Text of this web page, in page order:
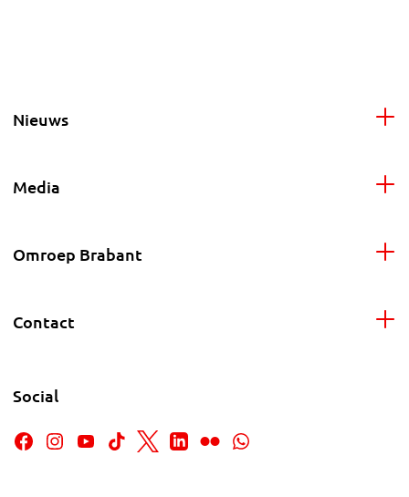
Nieuws
Media
Omroep Brabant
Contact
Social